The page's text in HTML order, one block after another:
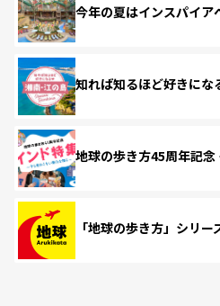
今年の夏はインスパイア
知れば知るほど好きにな
地球の歩き方45周年記念
「地球の歩き方」シリ